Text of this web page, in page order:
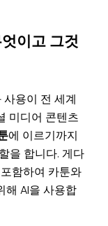
이고 그것
용이 전 세계
미디어 콘텐츠
에 이르기까지
을 합니다. 게다
함하여 카툰와
해 AI을 사용합